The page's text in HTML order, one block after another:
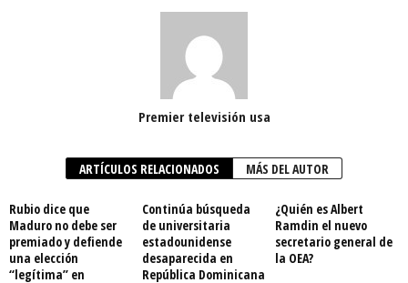
Premier televisión usa
ARTÍCULOS RELACIONADOS MÁS DEL AUTOR
Rubio dice que
Maduro no debe ser
premiado y defiende
una elección
“legítima” en
Continúa búsqueda
de universitaria
estadounidense
desaparecida en
República Dominicana
¿Quién es Albert
Ramdin el nuevo
secretario general de
la OEA?